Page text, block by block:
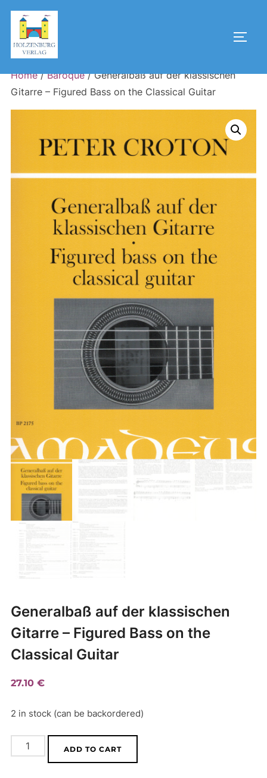
Skip
content
Home/Baroque/ Generalbaß auf der klassischen
Gitarre – Figured Bass on the Classical Guitar
Generalbaß auf der klassischen
Gitarre – Figured Bass on the
Classical Guitar
27.10 €
2 in stock (can be backordered)
Generalbaß
auf
ADD TO CART